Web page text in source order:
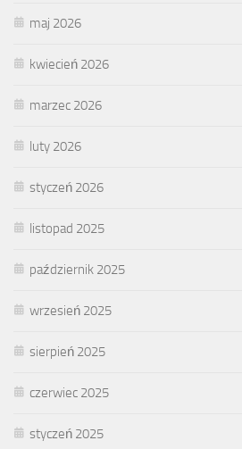
maj 2026
kwiecień 2026
marzec 2026
luty 2026
styczeń 2026
listopad 2025
październik 2025
wrzesień 2025
sierpień 2025
czerwiec 2025
styczeń 2025